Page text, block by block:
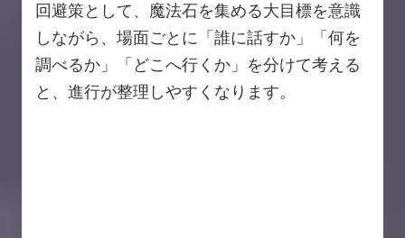
回避策として、魔法石を集める大目標を意識
しながら、場面ごとに「誰に話すか」「何を
調べるか」「どこへ行くか」を分けて考える
と、進行が整理しやすくなります。